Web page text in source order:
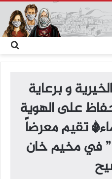
عن
و برعاية
على الهوية
تقيم معرضاً
” في مخيم خان